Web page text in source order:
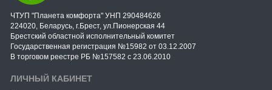
ЧТУП "Планета комфорта" УНП 290484626
224020, Беларусь, г.Брест, ул.Пионерская 44
Брестский областной исполнительный комитет
Государственная регистрация №15982 от 03.12.2007
В торговом реестре РБ №157582 с 23.06.2010
ЛИЧНЫЙ КАБИНЕТ